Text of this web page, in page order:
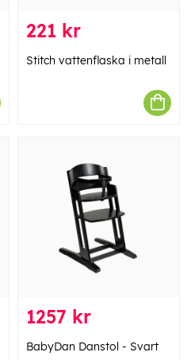
221 kr
Stitch vattenflaska i metall
1257 kr
BabyDan Danstol - Svart